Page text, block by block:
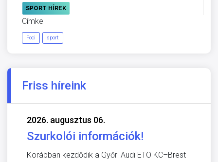
SPORT HÍREK
Címke
Foci sport
Friss híreink
2026. augusztus 06.
Szurkolói információk!
Korábban kezdődik a Győri Audi ETO KC–Brest